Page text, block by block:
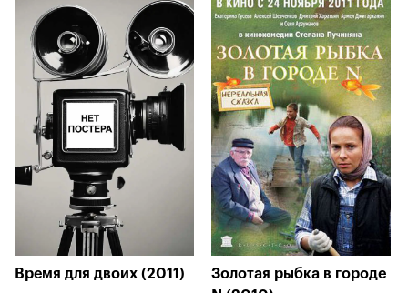
Время для двоих (2011)
Золотая рыбка в городе